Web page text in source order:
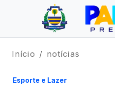
Início notícias
Esporte e Lazer